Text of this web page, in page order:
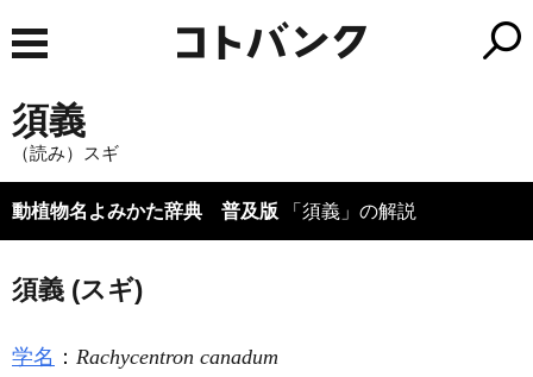
須義
（読み）スギ
動植物名よみかた辞典 普及版 「須義」の解説
須義 (スギ)
学名 ： Rachycentron canadum